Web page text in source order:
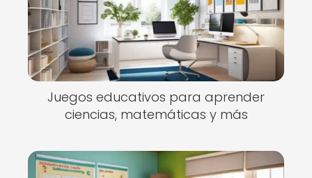
Juegos educativos para aprender
ciencias, matemáticas y más